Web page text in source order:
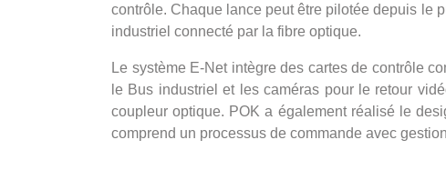
contrôle. Chaque lance peut être pilotée depuis le
industriel connecté par la fibre optique.
Le système E-Net intègre des cartes de contrôle
le Bus industriel et les caméras pour le retour
coupleur optique. POK a également réalisé le
comprend un processus de commande avec